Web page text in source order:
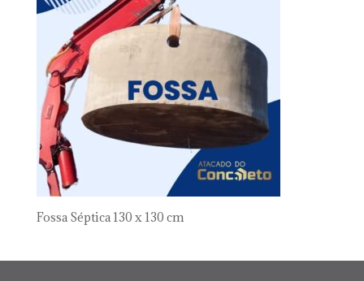
Fossa Séptica 130 x 130 cm